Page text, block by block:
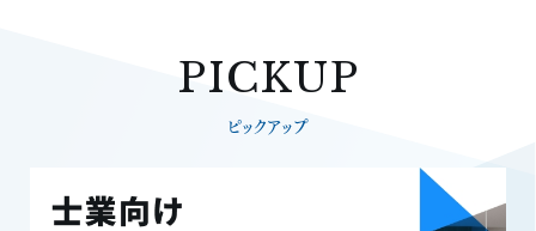
PICKUP
ピックアップ